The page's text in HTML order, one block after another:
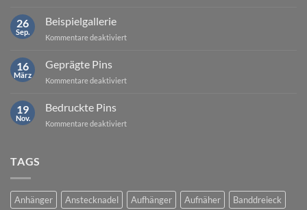
26
Sep.
Beispielgallerie
Kommentare deaktiviertfür
16
März
Geprägte Pins
Kommentare deaktiviertfür
19
Nov.
Bedruckte Pins
Kommentare deaktiviertfür
TAGS
Anhänger Anstecknadel Aufhänger Aufnäher
Banddreieck